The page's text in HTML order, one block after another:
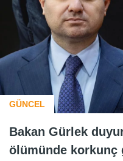
GÜNCEL
Bakan Gürlek
ölümünde korkunç